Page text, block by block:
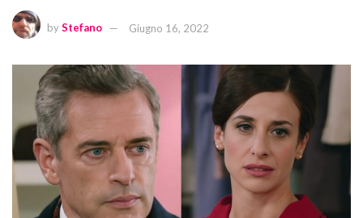
byStefano Giugno 16, 2022